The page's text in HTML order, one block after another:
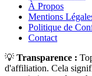
À Propos
Mentions
Politique de
Contact
💡 Transparence :
d'affiliation. Cela